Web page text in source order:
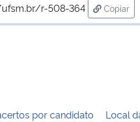
r-508-364
Copiar
para
por candidato Local